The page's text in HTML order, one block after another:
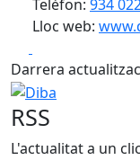
Telèfon: 934
Lloc web:
Darrera
Diba
RSS
L'actualitat a un clic